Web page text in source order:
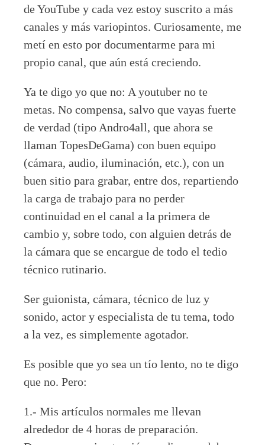
de YouTube y cada vez estoy suscrito a más
canales y más variopintos. Curiosamente, me
metí en esto por documentarme para mi
propio canal, que aún está creciendo.
Ya te digo yo que no: A youtuber no te
metas. No compensa, salvo que vayas fuerte
de verdad (tipo Andro4all, que ahora se
llaman TopesDeGama) con buen equipo
(cámara, audio, iluminación, etc.), con un
buen sitio para grabar, entre dos, repartiendo
la carga de trabajo para no perder
continuidad en el canal a la primera de
cambio y, sobre todo, con alguien detrás de
la cámara que se encargue de todo el tedio
técnico rutinario.
Ser guionista, cámara, técnico de luz y
sonido, actor y especialista de tu tema, todo
a la vez, es simplemente agotador.
Es posible que yo sea un tío lento, no te digo
que no. Pero:
1.- Mis artículos normales me llevan
alrededor de 4 horas de preparación.